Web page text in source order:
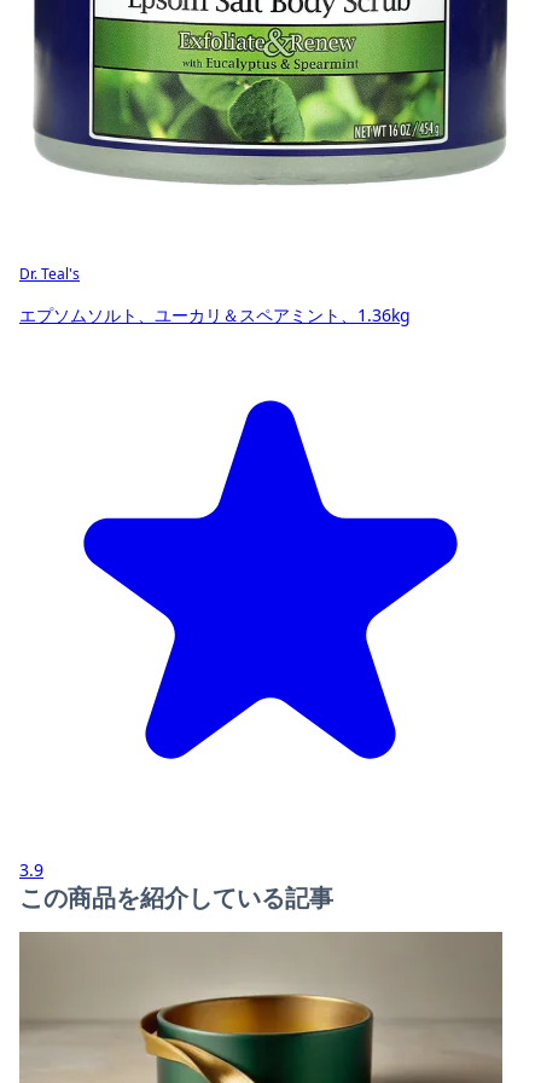
Dr. Teal's
エプソムソルト、ユーカリ＆スペアミント、1.36kg
3.9
この商品を紹介している記事